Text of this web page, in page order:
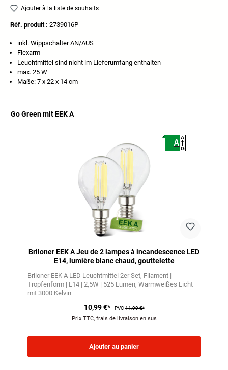
Ajouter à la liste de souhaits
Réf. produit : 2739016P
inkl. Wippschalter AN/AUS
Flexarm
Leuchtmittel sind nicht im Lieferumfang enthalten
max. 25 W
Maße: 7 x 22 x 14 cm
Go Green mit EEK A
A
A
G
Briloner EEK A Jeu de 2 lampes à incandescence LED
E14, lumière blanc chaud, gouttelette
Briloner EEK A LED Leuchtmittel 2er Set Filament |
Tropfenform | E14 | 2,5W | 525 Lumen Warmweißes Licht
mit 3000 Kelvin
10,99 €* PVC11,99 €*
Prix TTC, frais de livraison en sus
Ajouter au panier